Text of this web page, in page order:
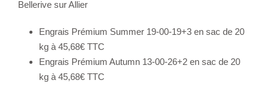
Bellerive sur Allier
Engrais Prémium Summer 19-00-19+3 en sac de 20
kg à 45,68€ TTC
Engrais Prémium Autumn 13-00-26+2 en sac de 20
kg à 45,68€ TTC